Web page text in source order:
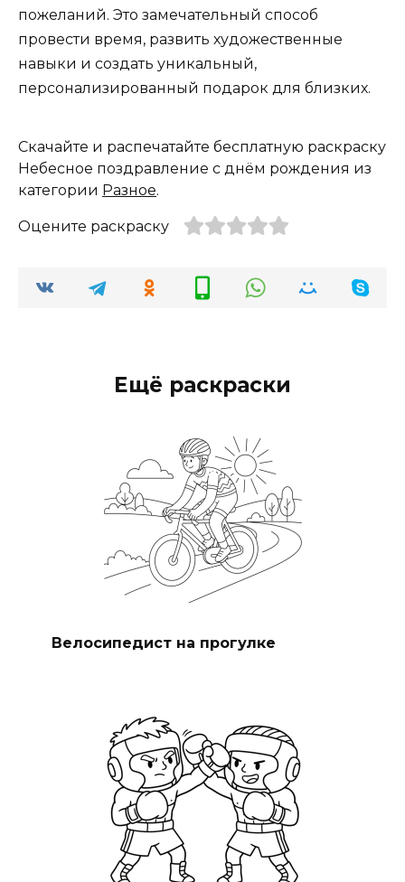
пожеланий. Это замечательный способ
провести время, развить художественные
навыки и создать уникальный,
персонализированный подарок для близких.
Скачайте и распечатайте бесплатную раскраску
Небесное поздравление с днём рождения из
категории Разное.
Оцените раскраску
Ещё раскраски
Велосипедист на прогулке